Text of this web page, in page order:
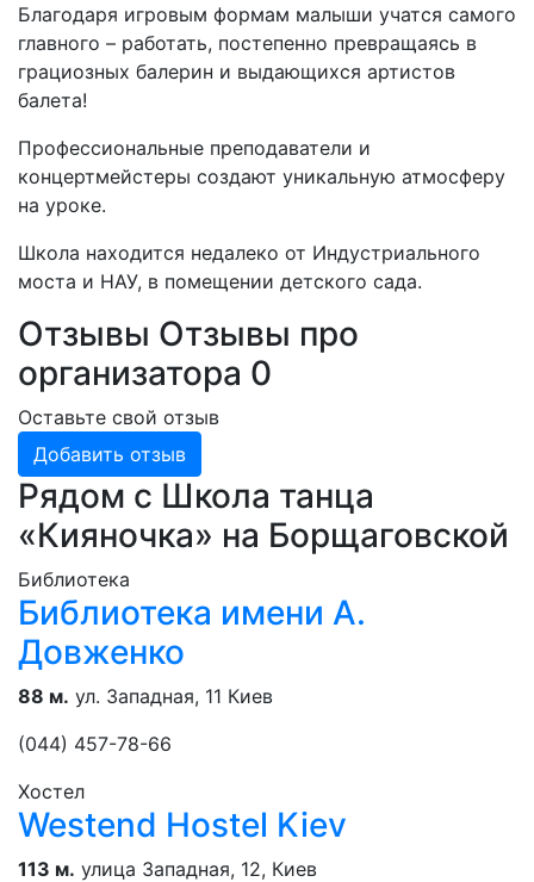
Благодаря игровым формам малыши учатся самого
главного – работать, постепенно превращаясь в
грациозных балерин и выдающихся артистов
балета!
Профессиональные преподаватели и
концертмейстеры создают уникальную атмосферу
на уроке.
Школа находится недалеко от Индустриального
моста и НАУ, в помещении детского сада.
Отзывы Отзывы про
организатора 0
Оставьте свой отзыв
Добавить отзыв
Рядом с Школа танца
«Кияночка» на Борщаговской
Библиотека
Библиотека имени А.
Довженко
88 м. ул. Западная, 11 Киев
(044) 457-78-66
Хостел
Westend Hostel Kiev
113 м. улица Западная, 12, Киев